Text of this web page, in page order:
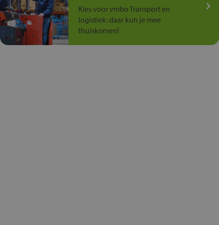
Kies voor vmbo Transport en
logistiek: daar kun je mee
thuiskomen!